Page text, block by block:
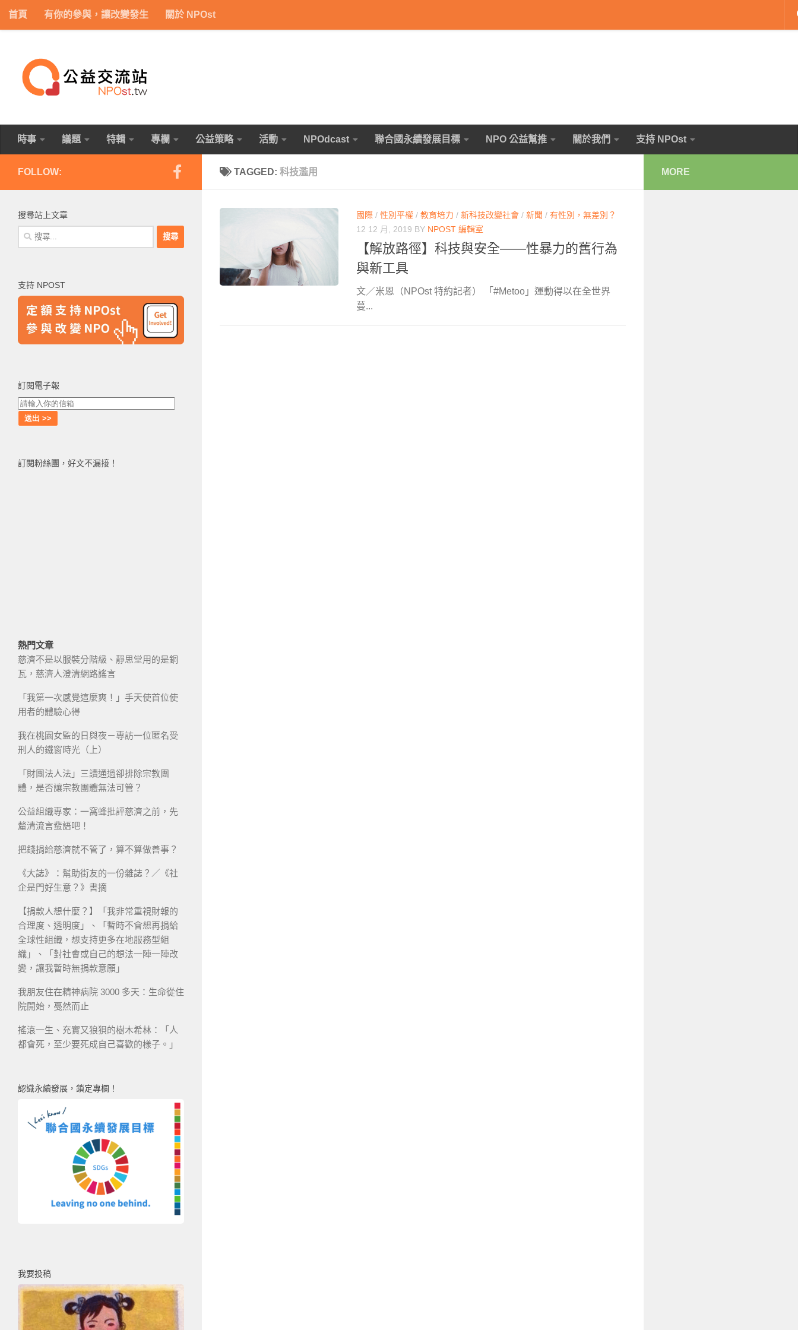
Skip to content
首頁 有你的參與，讓改變發生 關於 NPOst
時事 議題 特輯 專欄 公益策略 活動 NPOdcast 聯合國永續發展目標 NPO 公益幫推 關於我們 支持 NPOst
TAGGED: 科技濫用
國際 / 性別平權 / 教育培力 / 新科技改變社會 / 新聞 / 有性別，無差別？
12 12 月, 2019 BY NPOST 編輯室
【解放路徑】科技與安全——性暴力的舊行為
與新工具
文／米恩（NPOst 特約記者） 「#Metoo」運動得以在全世界
蔓...
FOLLOW:
搜尋站上文章
搜
尋
字:
支持 NPOST
訂閱電子報
訂閱粉絲團，好文不漏接！
熱門文章
慈濟不是以服裝分階級、靜思堂用的是銅
瓦，慈濟人澄清網路謠言
「我第一次感覺這麼爽！」手天使首位使
用者的體驗心得
我在桃園女監的日與夜－專訪一位匿名受
刑人的鐵窗時光（上）
「財團法人法」三讀通過卻排除宗教團
體，是否讓宗教團體無法可管？
公益組織專家：一窩蜂批評慈濟之前，先
釐清流言蜚語吧！
把錢捐給慈濟就不管了，算不算做善事？
《大誌》：幫助街友的一份雜誌？／《社
企是門好生意？》書摘
【捐款人想什麼？】「我非常重視財報的
合理度、透明度」、「暫時不會想再捐給
全球性組織，想支持更多在地服務型組
織」、「對社會或自己的想法一陣一陣改
變，讓我暫時無捐款意願」
我朋友住在精神病院 3000 多天：生命從住
院開始，戞然而止
搖滾一生、充實又狼狽的樹木希林：「人
都會死，至少要死成自己喜歡的樣子。」
認識永續發展，鎖定專欄！
我要投稿
MORE